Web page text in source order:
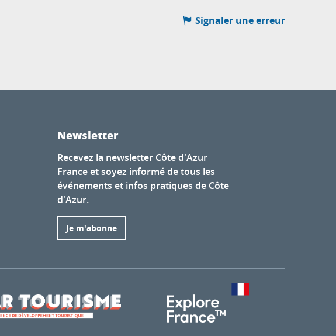
Signaler une erreur
Newsletter
Recevez la newsletter Côte d'Azur
France et soyez informé de tous les
événements et infos pratiques de Côte
d'Azur.
Je m'abonne